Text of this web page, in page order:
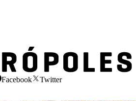
Facebook
Twitter